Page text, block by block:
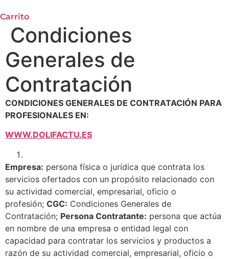
Carrito
Condiciones
Generales de
Contratación
CONDICIONES GENERALES DE CONTRATACIÓN PARA
PROFESIONALES EN:
WWW.DOLIFACTU.ES
Empresa: persona física o jurídica que contrata los
servicios ofertados con un propósito relacionado con
su actividad comercial, empresarial, oficio o
profesión; CGC: Condiciones Generales de
Contratación; Persona Contratante: persona que actúa
en nombre de una empresa o entidad legal con
capacidad para contratar los servicios y productos a
razón de su actividad comercial, empresarial, oficio o